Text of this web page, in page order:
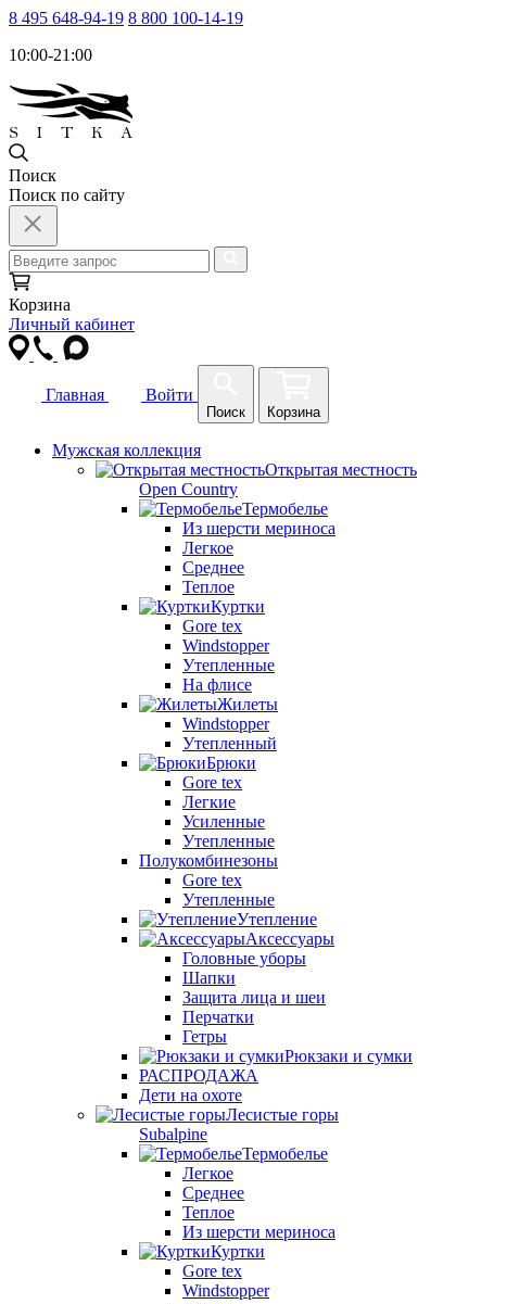
8 495 648-94-19 8 800 100-14-19
10:00-21:00
Поиск
Поиск по сайту
Корзина
Личный кабинет
Главная Войти
Поиск Корзина
Мужская коллекция
Открытая местность
Open Country
Термобелье
Из шерсти мериноса
Легкое
Среднее
Теплое
Куртки
Gore tex
Windstopper
Утепленные
На флисе
Жилеты
Windstopper
Утепленный
Брюки
Gore tex
Легкие
Усиленные
Утепленные
Полукомбинезоны
Gore tex
Утепленные
Утепление
Аксессуары
Головные уборы
Шапки
Защита лица и шеи
Перчатки
Гетры
Рюкзаки и сумки
РАСПРОДАЖА
Дети на охоте
Лесистые горы
Subalpine
Термобелье
Легкое
Среднее
Теплое
Из шерсти мериноса
Куртки
Gore tex
Windstopper